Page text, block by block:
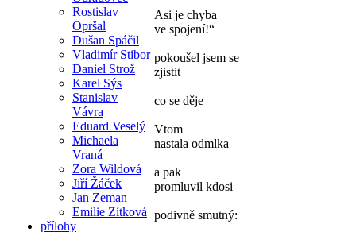
Rostislav
Opršal
Dušan Spáčil
Vladimír Stibor
Daniel Strož
Karel Sýs
Stanislav
Vávra
Eduard Veselý
Michaela
Vraná
Zora Wildová
Jiří Žáček
Jan Zeman
Emilie Zítková
přílohy
Asi je chyba
ve spojení!“
pokoušel jsem se
zjistit
co se děje
Vtom
nastala odmlka
a pak
promluvil kdosi
podivně smutný: